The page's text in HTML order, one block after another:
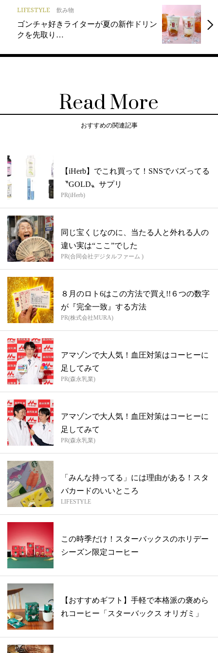
LIFESTYLE 飲み物
ゴンチャ好きライターが夏の新作ドリン
クを先取り…
Read More
おすすめの関連記事
【iHerb】でこれ買って！SNSでバズってる
〝GOLD〟サプリ
PR(iHerb)
同じ宝くじなのに、当たる人と外れる人の
違い実は“ここ”でした
PR(合同会社デジタルファーム )
８月のロト6はこの方法で買え!!６つの数字
が『完全一致』する方法
PR(株式会社MURA)
アマゾンで大人気！血圧対策はコーヒーに
足してみて
PR(森永乳業)
アマゾンで大人気！血圧対策はコーヒーに
足してみて
PR(森永乳業)
「みんな持ってる」には理由がある！スタ
バカードのいいところ
LIFESTYLE
この時季だけ！スターバックスのホリデー
シーズン限定コーヒー
【おすすめギフト】手軽で本格派の褒めら
れコーヒー「スターバックス オリガミ」